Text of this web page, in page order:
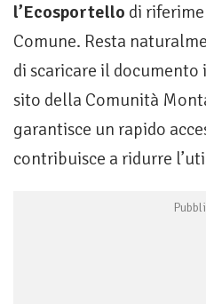
l’Ecosportello di
Comune. Resta
di scaricare il
sito della Comunità
garantisce un rapido
contribuisce a ridurre